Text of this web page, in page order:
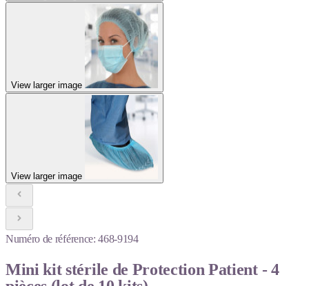
View larger image
View larger image
Numéro de référence: 468-9194
Mini kit stérile de Protection Patient - 4